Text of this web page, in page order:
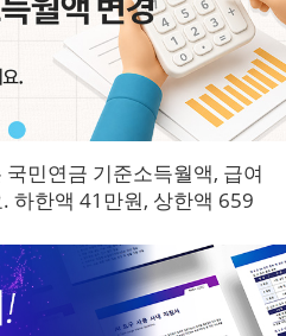
민연금 기준소득월액, 급여
하한액 41만원, 상한액 659